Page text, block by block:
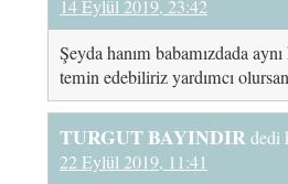
14 Eylül 2019, 23:42
Şeyda hanım babamızdada
temin edebiliriz yardımcı
TURGUT BAYINDIRdedi
22 Eylül 2019, 11:41